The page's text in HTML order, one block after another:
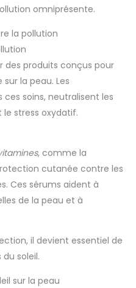
omniprésente.
la pollution
des produits conçus pour
la peau. Les
ces soins, neutralisent les
stress oxydatif.
, comme la
cutanée contre les
Ces sérums aident à
de la peau et à
il devient essentiel de
soleil.
sur la peau